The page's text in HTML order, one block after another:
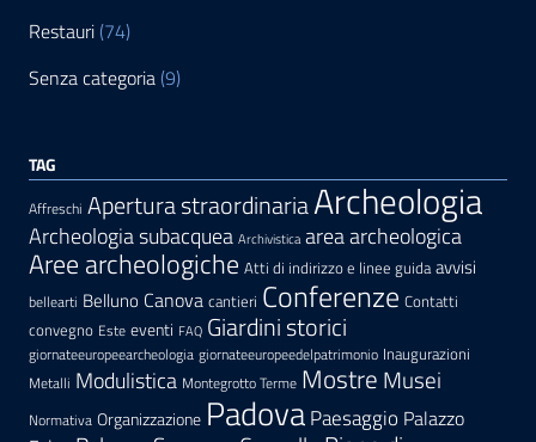
Restauri (74)
Senza categoria (9)
TAG
Affreschi Apertura straordinariaArcheologia
Archeologia subacquea Archivistica area archeologica
Aree archeologiche Atti di indirizzo e linee guida avvisi
bellearti Belluno Canova cantieri Conferenze Contatti
convegno Este eventi FAQ Giardini storici
giornateeuropeearcheologia giornateeuropeedelpatrimonio Inaugurazioni
Metalli Modulistica Montegrotto Terme Mostre Musei
Normativa Organizzazione PadovaPaesaggio Palazzo